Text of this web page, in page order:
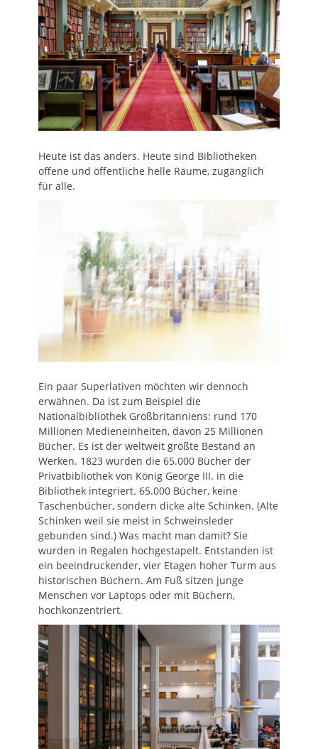
Heute ist das anders. Heute sind Bibliotheken
offene und öffentliche helle Räume, zugänglich
für alle.
Ein paar Superlativen möchten wir dennoch
erwähnen. Da ist zum Beispiel die
Nationalbibliothek Großbritanniens: rund 170
Millionen Medieneinheiten, davon 25 Millionen
Bücher. Es ist der weltweit größte Bestand an
Werken. 1823 wurden die 65.000 Bücher der
Privatbibliothek von König George III. in die
Bibliothek integriert. 65.000 Bücher, keine
Taschenbücher, sondern dicke alte Schinken. (Alte
Schinken weil sie meist in Schweinsleder
gebunden sind.) Was macht man damit? Sie
wurden in Regalen hochgestapelt. Entstanden ist
ein beeindruckender, vier Etagen hoher Turm aus
historischen Büchern. Am Fuß sitzen junge
Menschen vor Laptops oder mit Büchern,
hochkonzentriert.